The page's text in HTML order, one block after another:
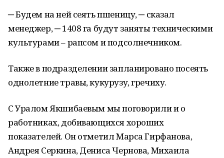
─ Будем на ней сеять пшеницу, ─ сказал
менеджер, ─ 1408 га будут заняты техническими
культурами – рапсом и подсолнечником.
Также в подразделении запланировано посеять
однолетние травы, кукурузу, гречиху.
С Уралом Якшибаевым мы поговорили и о
работниках, добивающихся хороших
показателей. Он отметил Марса Гирфанова,
Андрея Серкина, Дениса Чернова, Михаила